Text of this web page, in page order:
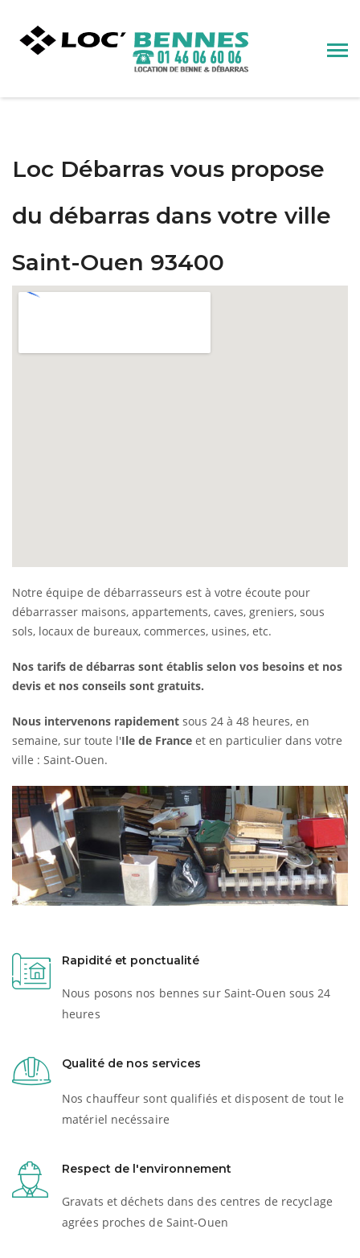
Loc Débarras vous propose
du débarras dans votre ville
Saint-Ouen 93400
Notre équipe de débarrasseurs est à votre écoute pour
débarrasser maisons, appartements, caves, greniers, sous
sols, locaux de bureaux, commerces, usines, etc.
Nos tarifs de débarras sont établis selon vos besoins et nos
devis et nos conseils sont gratuits.
Nous intervenons rapidement sous 24 à 48 heures, en
semaine, sur toute l'Ile de France et en particulier dans votre
ville : Saint-Ouen.
Rapidité et ponctualité
Nous posons nos bennes sur Saint-Ouen sous 24
heures
Qualité de nos services
Nos chauffeur sont qualifiés et disposent de tout le
matériel necéssaire
Respect de l'environnement
Gravats et déchets dans des centres de recyclage
agrées proches de Saint-Ouen